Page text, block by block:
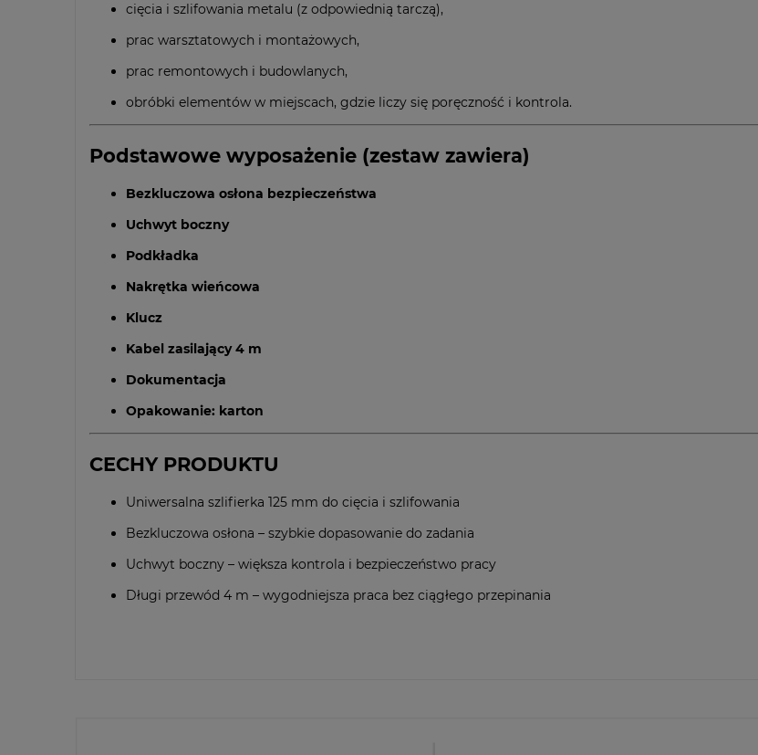
cięcia i szlifowania metalu (z odpowiednią tarczą),
prac warsztatowych i montażowych,
prac remontowych i budowlanych,
obróbki elementów w miejscach, gdzie liczy się poręczność i kontrola.
Podstawowe wyposażenie (zestaw zawiera)
Bezkluczowa osłona bezpieczeństwa
Uchwyt boczny
Podkładka
Nakrętka wieńcowa
Klucz
Kabel zasilający 4 m
Dokumentacja
Opakowanie: karton
CECHY PRODUKTU
Uniwersalna szlifierka 125 mm do cięcia i szlifowania
Bezkluczowa osłona – szybkie dopasowanie do zadania
Uchwyt boczny – większa kontrola i bezpieczeństwo pracy
Długi przewód 4 m – wygodniejsza praca bez ciągłego przepinania